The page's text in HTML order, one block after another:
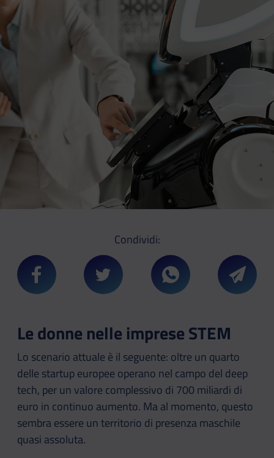
Condividi:
Condividi su FacebookCondividi su TwitterCondividi su
Le donne nelle imprese STEM
Lo scenario attuale è il seguente: oltre un quarto
delle startup europee operano nel campo del deep
tech, per un valore complessivo di 700 miliardi di
euro in continuo aumento. Ma al momento, questo
sembra essere un territorio di presenza maschile
quasi assoluta.